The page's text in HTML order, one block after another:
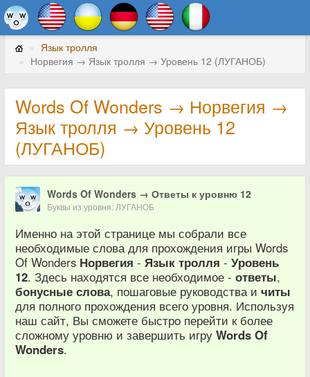
Язык тролля
Норвегия → Язык тролля → Уровень 12 (ЛУГАНОБ)
Words Of Wonders → Норвегия →
Язык тролля → Уровень 12
(ЛУГАНОБ)
Words Of Wonders → Ответы к уровню 12
Буквы из уровня: ЛУГАНОБ
Именно на этой странице мы собрали все
необходимые слова для прохождения игры Words
Of Wonders Норвегия - Язык тролля - Уровень
12. Здесь находятся все необходимое - ответы,
бонусные слова, пошаговые руководства и читы
для полного прохождения всего уровня. Используя
наш сайт, Вы сможете быстро перейти к более
сложному уровню и завершить игру Words Of
Wonders.